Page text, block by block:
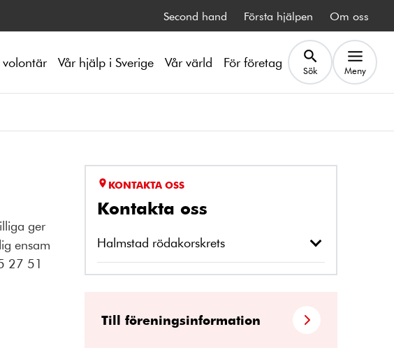
Second hand Första hjälpen Om oss
volontär Vår hjälp i Sverige Vår värld För företag Sök Meny
ger
ensam
27 51
KONTAKTA OSS
Kontakta oss
Halmstad rödakorskrets
Till föreningsinformation